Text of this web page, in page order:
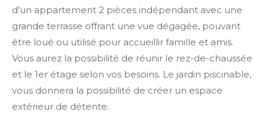
d'un appartement 2 pièces indépendant avec une
grande terrasse offrant une vue dégagée, pouvant
être loué ou utilisé pour accueillir famille et amis.
Vous aurez la possibilité de réunir le rez-de-chaussée
et le 1er étage selon vos besoins. Le jardin piscinable,
vous donnera la possibilité de créer un espace
extérieur de détente.